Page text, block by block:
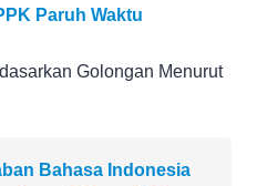
Paruh Waktu
Golongan Menurut
Bahasa Indonesia